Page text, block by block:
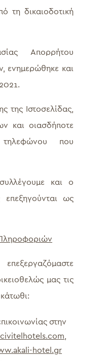
τη δικαιοδοτική
Απορρήτου
ενημερώθηκε και
της Ιστοσελίδας,
και οιασδήποτε
τηλεφώνου που
και ο
ως
μας τις
στην
hotel.gr